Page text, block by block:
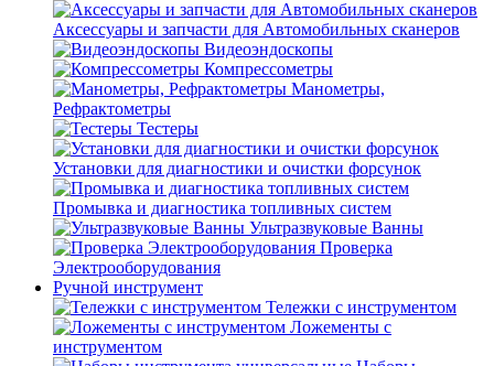
Аксессуары и запчасти для Автомобильных сканеров
Видеоэндоскопы
Компрессометры
Манометры,
Рефрактометры
Тестеры
Установки для диагностики и очистки форсунок
Промывка и диагностика топливных систем
Ультразвуковые Ванны
Проверка
Электрооборудования
Ручной инструмент
Тележки с инструментом
Ложементы с
инструментом